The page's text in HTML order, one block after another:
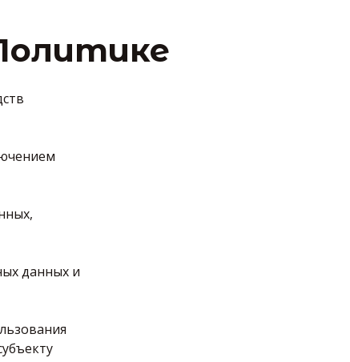
данных и